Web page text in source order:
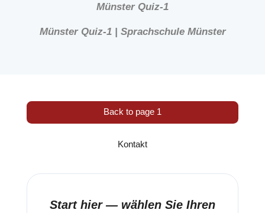
Münster Quiz-1
Münster Quiz-1 | Sprachschule Münster
Back to page 1
Kontakt
Start hier — wählen Sie Ihren